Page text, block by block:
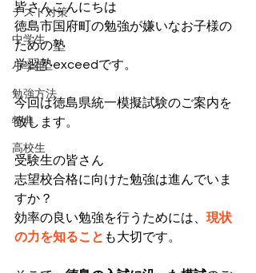
テスト対策
中学生
小学生
勉強方法
特典
高校生
皆さんこんにちは
徳島市国府町の勉強が嫌いなお子様の
ための塾
学習塾exceedです。
今回は徳島県統一模擬試験のご案内を
致します。
受験生の皆さん
志望校合格に向けた勉強は進んでいま
すか？
効率の良い勉強を行うためには、 現状
の力を知ること も大切です。